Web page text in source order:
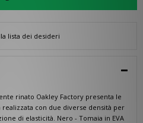
lista dei desideri
rinato Oakley Factory presenta le
con due diverse densità per
di elasticità. Nero - Tomaia in EVA